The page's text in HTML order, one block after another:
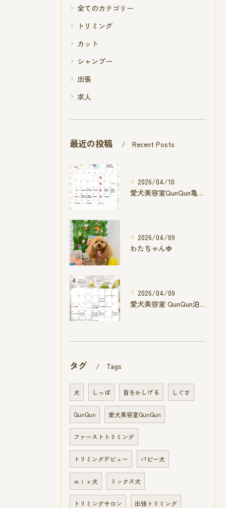
全てのカテゴリー
トリミング
カット
シャンプー
出張
求人
最近の投稿 Recent Posts
2026/04/10
愛犬美容室QunQun亀山エコー店
2026/04/09
わたちゃん🍓
2026/04/09
愛犬美容室 QunQun泊店 4月空き状況です
タグ Tags
犬 しっぽ 首をかしげる しぐさ
QunQun 愛犬美容室QunQun
ファーストトリミング
トリミングデビュー パピー犬
ｍｉｘ犬 ミックス犬
トリミングサロン 出張トリミング